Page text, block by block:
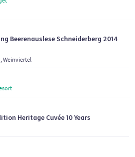
Beerenauslese Schneiderberg 2014
Weinviertel
Heritage Cuvée 10 Years